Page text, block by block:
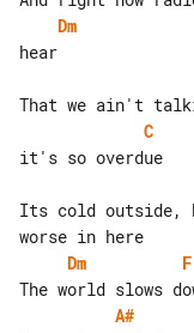
Dm
C
Its cold outside,
Dm
F
A#